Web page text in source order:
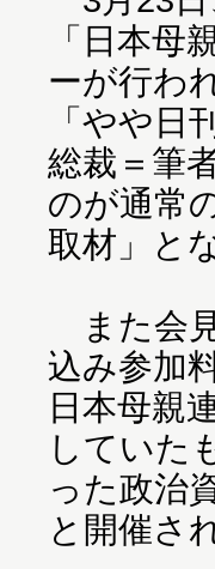
「日本母
ーが行わ
「やや日
総裁＝筆
のが通常
取材」と
また会
込み参加
日本母親
していた
った政治
と開催さ